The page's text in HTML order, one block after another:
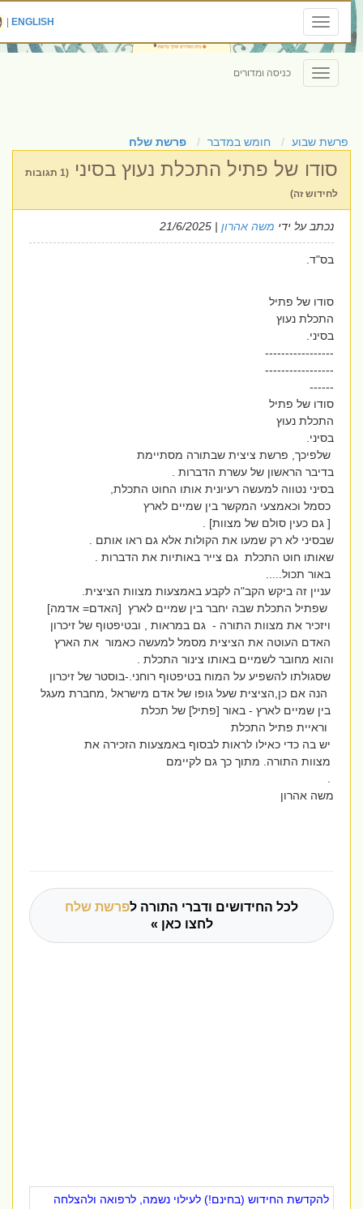
Toggle
navigation
ENGLISH
|
Toggle
navigation
כניסה ומדורים
פרשת שבוע חומש במדבר פרשת שלח
סודו של פתיל התכלת נעוץ בסיני
(1 תגובות
לחידוש זה)
נכתב על ידימשה אהרון| 21/6/2025
בס"ד.
סודו של פתיל
התכלת נעוץ
בסיני.
-----------------
-----------------
------
סודו של פתיל
התכלת נעוץ
בסיני.
שלפיכך, פרשת ציצית שבתורה מסתיימת
בדיבר הראשון של עשרת הדברות .
בסיני נטווה למעשה רעיונית אותו החוט התכלת,
כסמל וכאמצעי המקשר בין שמיים לארץ
[ גם כעין סולם של מצוות] .
שבסיני לא רק שמעו את הקולות אלא גם ראו אותם .
שאותו חוט התכלת גם צייר באותיות את הדברות .
באור תכול.....
עניין זה ביקש הקב"ה לקבע באמצעות מצוות הציצית.
שפתיל התכלת שבה יחבר בין שמיים לארץ [האדם= אדמה]
ויזכיר את מצוות התורה - גם במראות , ובטיפטוף של זיכרון
האדם העוטה את הציצית מסמל למעשה כאמור את הארץ
והוא מחובר לשמיים באותו צינור התכלת .
שסגולתו להשפיע על המוח בטיפטוף רוחני.-בוסטר של זיכרון
הנה אם כן,הציצית שעל גופו של אדם מישראל ,מחברת מעגל
בין שמיים לארץ - באור [פתיל] של תכלת
וראיית פתיל התכלת
יש בה כדי כאילו לראות לבסוף באמצעות הזכירה את
מצוות התורה. מתוך כך גם לקיימם
משה אהרון
לכל החידושים ודברי התורה לפרשת שלח
לחצו כאן »
להקדשת החידוש (בחינם!) לעילוי נשמה, לרפואה ולהצלחה